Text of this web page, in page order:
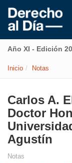
Año XI - Edición
Inicio Notas
Carlos A.
Doctor
Agustín
Notas